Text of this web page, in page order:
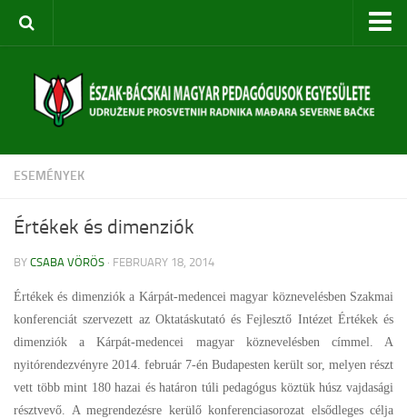
Rólunk
Egyesület bemutatása
Szervezeti felépítés
Évi terv
Rendezvényeink
Szabadkai Nyári Akadémia
Pedagógusképzések
Diákversenyek
Táborok
ESEMÉNYEK
Értékek és dimenziók
BY CSABA VÖRÖS · FEBRUARY 18, 2014
Értékek és dimenziók a Kárpát-medencei magyar köznevelésben Szakmai
konferenciát szervezett az Oktatáskutató és Fejlesztő Intézet Értékek és
dimenziók a Kárpát-medencei magyar köznevelésben címmel. A
nyitórendezvényre 2014. február 7-én Budapesten került sor, melyen részt
vett több mint 180 hazai és határon túli pedagógus köztük húsz vajdasági
résztvevő. A megrendezésre kerülő konferenciasorozat elsődleges célja